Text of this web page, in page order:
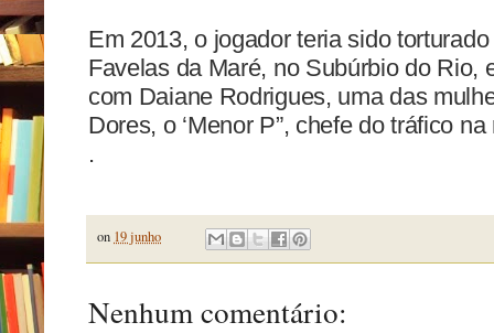
Em 2013, o jogador teria sido
Favelas da Maré, no Subúrbio do Rio,
com Daiane Rodrigues, uma das
Dores, o ‘Menor P”, chefe do tráfico
.
on 19 junho
Nenhum comentário: